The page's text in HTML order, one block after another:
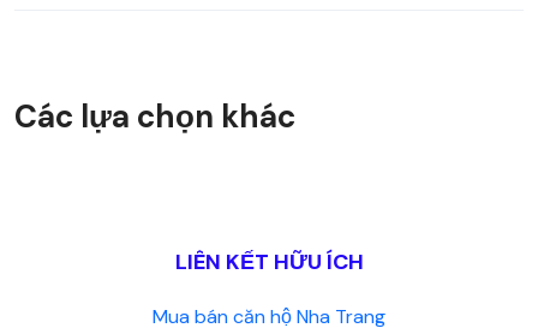
Các lựa chọn khác
LIÊN KẾT HỮU ÍCH
Mua bán căn hộ Nha Trang